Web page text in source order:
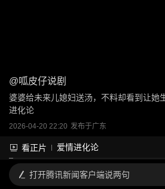
@呱皮仔说剧
婆婆给未来儿媳妇送汤，不料却看到让她
进化论
2026-04-20 22:20 发布于广东
看正片 爱情进化论
打开腾讯新闻客户端说两句